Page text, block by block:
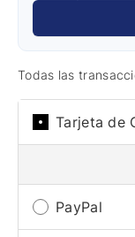
Todas las
Tarjeta de
PayPal